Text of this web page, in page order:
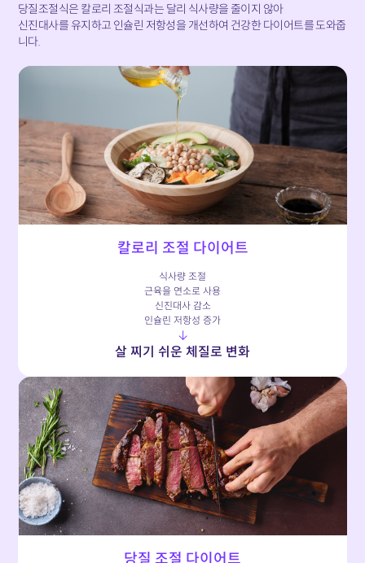
당질조절식은 칼로리 조절식과는 달리 식사량을 줄이지 않아
신진대사를 유지하고 인슐린 저항성을 개선하여 건강한 다이어트를 도와줍
니다.
칼로리 조절 다이어트
식사량 조절
근육을 연소로 사용
신진대사 감소
인슐린 저항성 증가
↓
살 찌기 쉬운 체질로 변화
당질 조절 다이어트